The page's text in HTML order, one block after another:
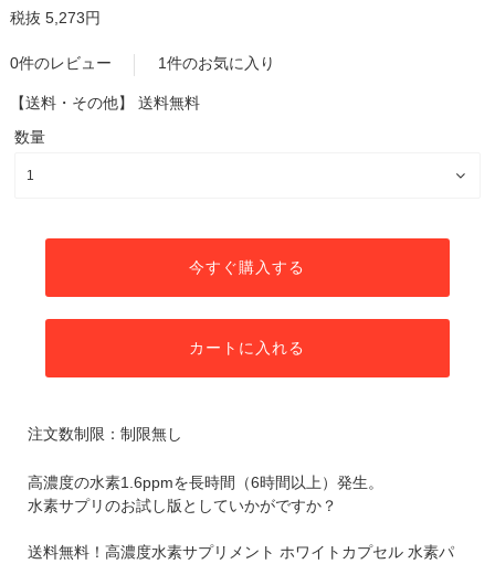
税抜 5,273円
0件のレビュー 1件のお気に入り
【送料・その他】 送料無料
数量
今すぐ購入する
カートに入れる
注文数制限：制限無し
高濃度の水素1.6ppmを長時間（6時間以上）発生。
水素サプリのお試し版としていかがですか？
送料無料！高濃度水素サプリメント ホワイトカプセル 水素パ